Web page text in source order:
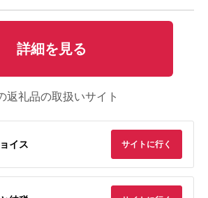
詳細を見る
返礼品の取扱いサイト
イス サイトに行く